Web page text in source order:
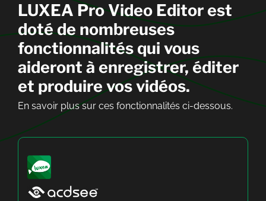
LUXEA Pro Video Editor est
doté de nombreuses
fonctionnalités qui vous
aideront à enregistrer, éditer
et produire vos vidéos.
En savoir plus sur ces fonctionnalités ci-dessous.